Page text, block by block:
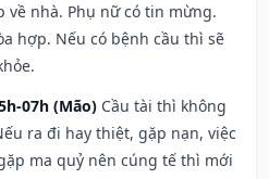
về nhà. Phụ nữ có tin mừng.
hợp. Nếu có bệnh cầu thì sẽ
07h (Mão) Cầu tài thì không
ra đi hay thiệt, gặp nạn, việc
ma quỷ nên cúng tế thì mới